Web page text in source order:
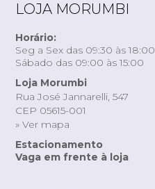
LOJA MORUMBI
Horário:
Seg a Sex das 09:30 às 18:00
Sábado das 09:00 às 15:00
Loja Morumbi
Rua José Jannarelli, 547
CEP 05615-001
» Ver mapa
Estacionamento
Vaga em frente à loja